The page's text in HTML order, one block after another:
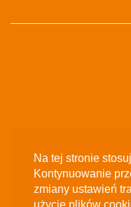
Na tej stronie
Kontynuowanie
zmiany ustawień
użycie plików